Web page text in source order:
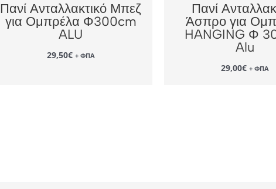
Πανί Ανταλλακτικό Μπεζ
για Ομπρέλα Φ300cm
ALU
29,50€ + ΦΠΑ
Πανί
Άσπρο για
HANGING Φ
Alu
29,00€ + ΦΠΑ